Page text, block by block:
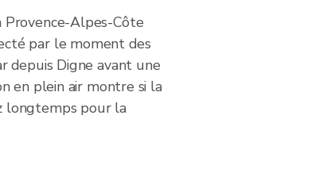
Provence-Alpes-Côte
par le moment des
depuis Digne avant une
en plein air montre si la
longtemps pour la